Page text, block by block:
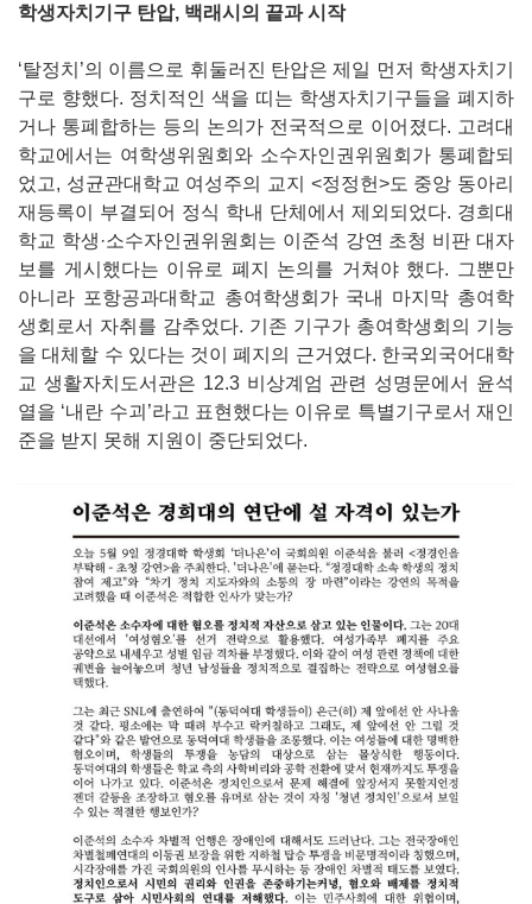
학생자치기구 탄압, 백래시의 끝과 시작
‘탈정치’의 이름으로 휘둘러진 탄압은 제일 먼저 학생자치기
구로 향했다. 정치적인 색을 띠는 학생자치기구들을 폐지하
거나 통폐합하는 등의 논의가 전국적으로 이어졌다. 고려대
학교에서는 여학생위원회와 소수자인권위원회가 통폐합되
었고, 성균관대학교 여성주의 교지 <정정헌>도 중앙 동아리
재등록이 부결되어 정식 학내 단체에서 제외되었다. 경희대
학교 학생·소수자인권위원회는 이준석 강연 초청 비판 대자
보를 게시했다는 이유로 폐지 논의를 거쳐야 했다. 그뿐만
아니라 포항공과대학교 총여학생회가 국내 마지막 총여학
생회로서 자취를 감추었다. 기존 기구가 총여학생회의 기능
을 대체할 수 있다는 것이 폐지의 근거였다. 한국외국어대학
교 생활자치도서관은 12.3 비상계엄 관련 성명문에서 윤석
열을 ‘내란 수괴’라고 표현했다는 이유로 특별기구로서 재인
준을 받지 못해 지원이 중단되었다.